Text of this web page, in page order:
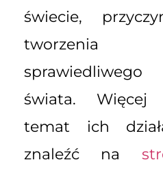
świecie,
świata.
temat ich
znaleźć na